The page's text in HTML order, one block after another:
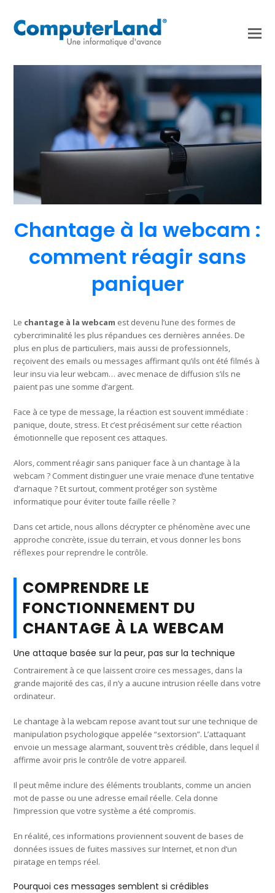
Chantage à la webcam :
comment réagir sans
paniquer
Le chantage à la webcam est devenu l’une des formes de
cybercriminalité les plus répandues ces dernières années. De
plus en plus de particuliers, mais aussi de professionnels,
reçoivent des emails ou messages affirmant qu’ils ont été filmés à
leur insu via leur webcam… avec menace de diffusion s’ils ne
paient pas une somme d’argent.
Face à ce type de message, la réaction est souvent immédiate :
panique, doute, stress. Et c’est précisément sur cette réaction
émotionnelle que reposent ces attaques.
Alors, comment réagir sans paniquer face à un chantage à la
webcam ? Comment distinguer une vraie menace d’une tentative
d’arnaque ? Et surtout, comment protéger son système
informatique pour éviter toute faille réelle ?
Dans cet article, nous allons décrypter ce phénomène avec une
approche concrète, issue du terrain, et vous donner les bons
réflexes pour reprendre le contrôle.
COMPRENDRE LE
FONCTIONNEMENT DU
CHANTAGE À LA WEBCAM
Une attaque basée sur la peur, pas sur la technique
Contrairement à ce que laissent croire ces messages, dans la
grande majorité des cas, il n’y a aucune intrusion réelle dans votre
ordinateur.
Le chantage à la webcam repose avant tout sur une technique de
manipulation psychologique appelée “sextorsion”. L’attaquant
envoie un message alarmant, souvent très crédible, dans lequel il
affirme avoir pris le contrôle de votre appareil.
Il peut même inclure des éléments troublants, comme un ancien
mot de passe ou une adresse email réelle. Cela donne
l’impression que votre système a été compromis.
En réalité, ces informations proviennent souvent de bases de
données issues de fuites massives sur Internet, et non d’un
piratage en temps réel.
Pourquoi ces messages semblent si crédibles